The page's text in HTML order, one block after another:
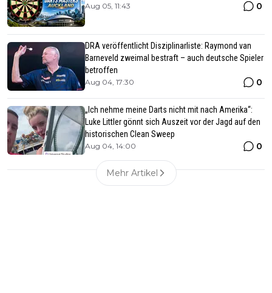
Aug 05, 11:43 0
DRA veröffentlicht Disziplinarliste: Raymond van
Barneveld zweimal bestraft – auch deutsche Spieler
betroffen
Aug 04, 17:30 0
„Ich nehme meine Darts nicht mit nach Amerika“:
Luke Littler gönnt sich Auszeit vor der Jagd auf den
historischen Clean Sweep
Aug 04, 14:00 0
Mehr Artikel